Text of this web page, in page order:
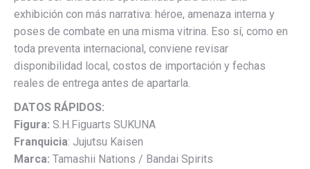
exhibición con más narrativa: héroe, amenaza interna y
poses de combate en una misma vitrina. Eso sí, como en
toda preventa internacional, conviene revisar
disponibilidad local, costos de importación y fechas
reales de entrega antes de apartarla.
DATOS RÁPIDOS:
Figura: S.H.Figuarts SUKUNA
Franquicia: Jujutsu Kaisen
Marca: Tamashii Nations / Bandai Spirits